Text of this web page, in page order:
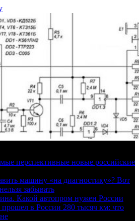
перспективные новые российские
машину «на диагностику»? Вот
забывать
Какой автопром нужен России
в России 280 тысяч км: что